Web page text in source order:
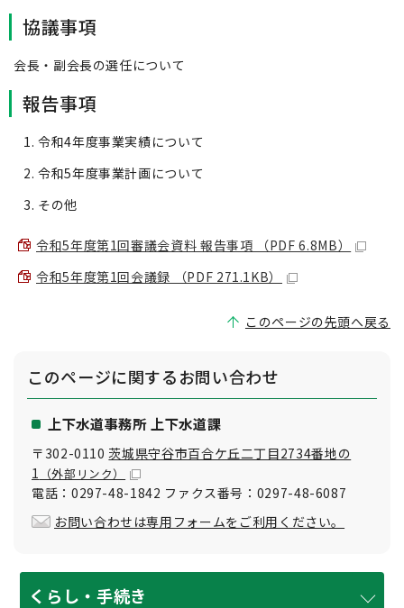
協議事項
会長・副会長の選任について
報告事項
令和4年度事業実績について
令和5年度事業計画について
その他
令和5年度第1回審議会資料 報告事項 （PDF 6.8MB）
令和5年度第1回会議録 （PDF 271.1KB）
このページの先頭へ戻る
このページに関するお問い合わせ
上下水道事務所 上下水道課
〒302-0110茨城県守谷市百合ケ丘二丁目2734番地の
1 （外部リンク）
電話：0297-48-1842 ファクス番号：0297-48-6087
お問い合わせは専用フォームをご利用ください。
くらし・手続き